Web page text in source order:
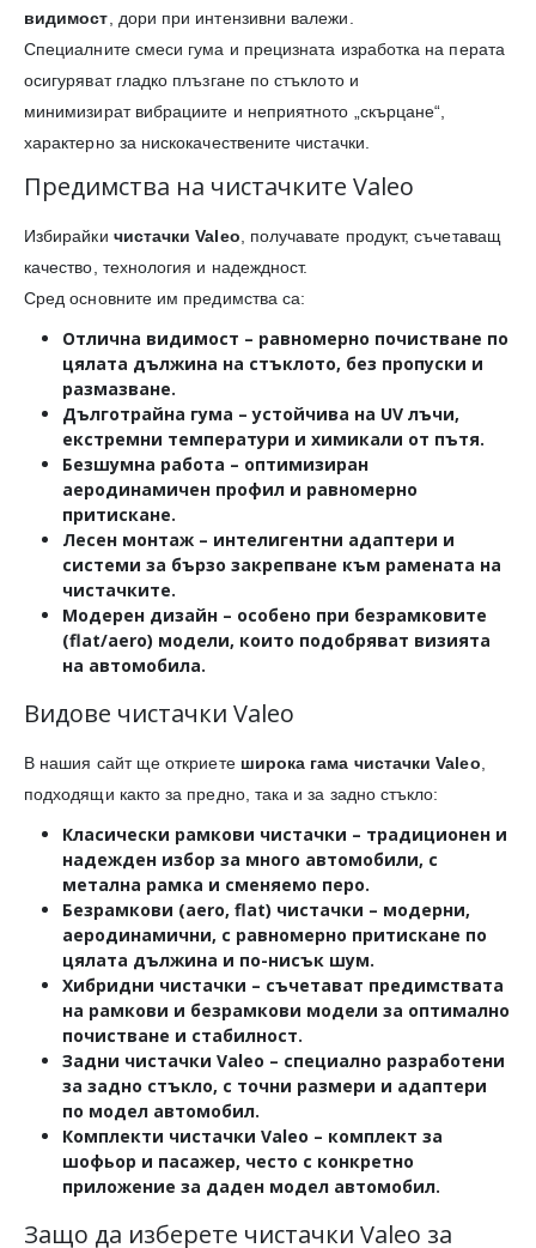
видимост , дори при интензивни валежи.
Специалните смеси гума и прецизната изработка на перата
осигуряват гладко плъзгане по стъклото и
минимизират вибрациите и неприятното „скърцане“,
характерно за нискокачествените чистачки.
Предимства на чистачките Valeo
Избирайки чистачки Valeo , получавате продукт, съчетаващ
качество, технология и надеждност.
Сред основните им предимства са:
Отлична видимост – равномерно почистване по
цялата дължина на стъклото, без пропуски и
размазване.
Дълготрайна гума – устойчива на UV лъчи,
екстремни температури и химикали от пътя.
Безшумна работа – оптимизиран
аеродинамичен профил и равномерно
притискане.
Лесен монтаж – интелигентни адаптери и
системи за бързо закрепване към рамената на
чистачките.
Модерен дизайн – особено при безрамковите
(flat/aero) модели, които подобряват визията
на автомобила.
Видове чистачки Valeo
В нашия сайт ще откриете широка гама чистачки Valeo
подходящи както за предно, така и за задно стъкло:
Класически рамкови чистачки – традиционен и
надежден избор за много автомобили, с
метална рамка и сменяемо перо.
Безрамкови (aero, flat) чистачки – модерни,
аеродинамични, с равномерно притискане по
цялата дължина и по-нисък шум.
Хибридни чистачки – съчетават предимствата
на рамкови и безрамкови модели за оптимално
почистване и стабилност.
Задни чистачки Valeo – специално разработени
за задно стъкло, с точни размери и адаптери
по модел автомобил.
Комплекти чистачки Valeo – комплект за
шофьор и пасажер, често с конкретно
приложение за даден модел автомобил.
Защо да изберете чистачки Valeo за